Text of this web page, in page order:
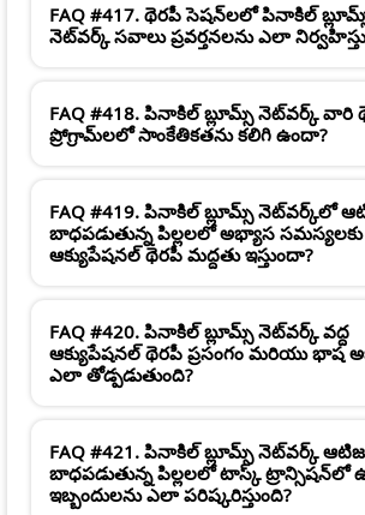
FAQ #417. థెరపీ సెషన్‌లలో పినాకిల్
నెట్‌వర్క్ సవాలు ప్రవర్తనలను ఎలా
FAQ #418. పినాకిల్ బ్లూమ్స్ నెట్‌వర్క్ వారి
ప్రోగ్రామ్‌లలో సాంకేతికతను కలిగి ఉందా?
FAQ #419. పినాకిల్ బ్లూమ్స్ నెట్‌వర్క్‌లో
బాధపడుతున్న పిల్లలలో అభ్యాస సమస్యలకు
ఆక్యుపేషనల్ థెరపీ మద్దతు ఇస్తుందా?
FAQ #420. పినాకిల్ బ్లూమ్స్ నెట్‌వర్క్ వద్ద
ఆక్యుపేషనల్ థెరపీ ప్రసంగం మరియు భాష
ఎలా తోడ్పడుతుంది?
FAQ #421. పినాకిల్ బ్లూమ్స్ నెట్‌వర్క్
బాధపడుతున్న పిల్లలలో టాస్క్ ట్రాన్సిషన్‌లో
ఇబ్బందులను ఎలా పరిష్కరిస్తుంది?